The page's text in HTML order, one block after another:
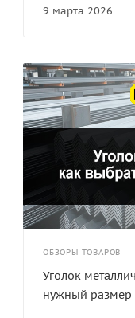
9 марта 2026
ОБЗОРЫ ТОВАРОВ
Уголок
нужный размер